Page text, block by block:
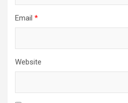
Email *
Website